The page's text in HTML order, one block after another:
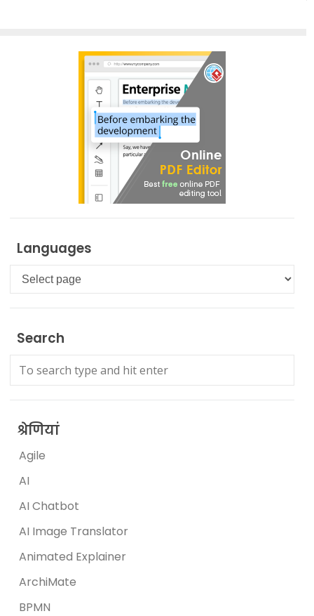
Languages
Languages
Search
श्रेणियां
Agile
AI
AI Chatbot
AI Image Translator
Animated Explainer
ArchiMate
BPMN